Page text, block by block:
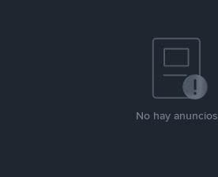
No hay anuncios